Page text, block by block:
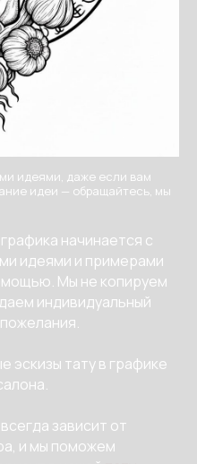
идеями, даже если вам
идеи — обращайтесь, мы
начинается с
идеями и примерами
Мы не копируем
индивидуальный
эскизы тату в графике
зависит от
и мы поможем